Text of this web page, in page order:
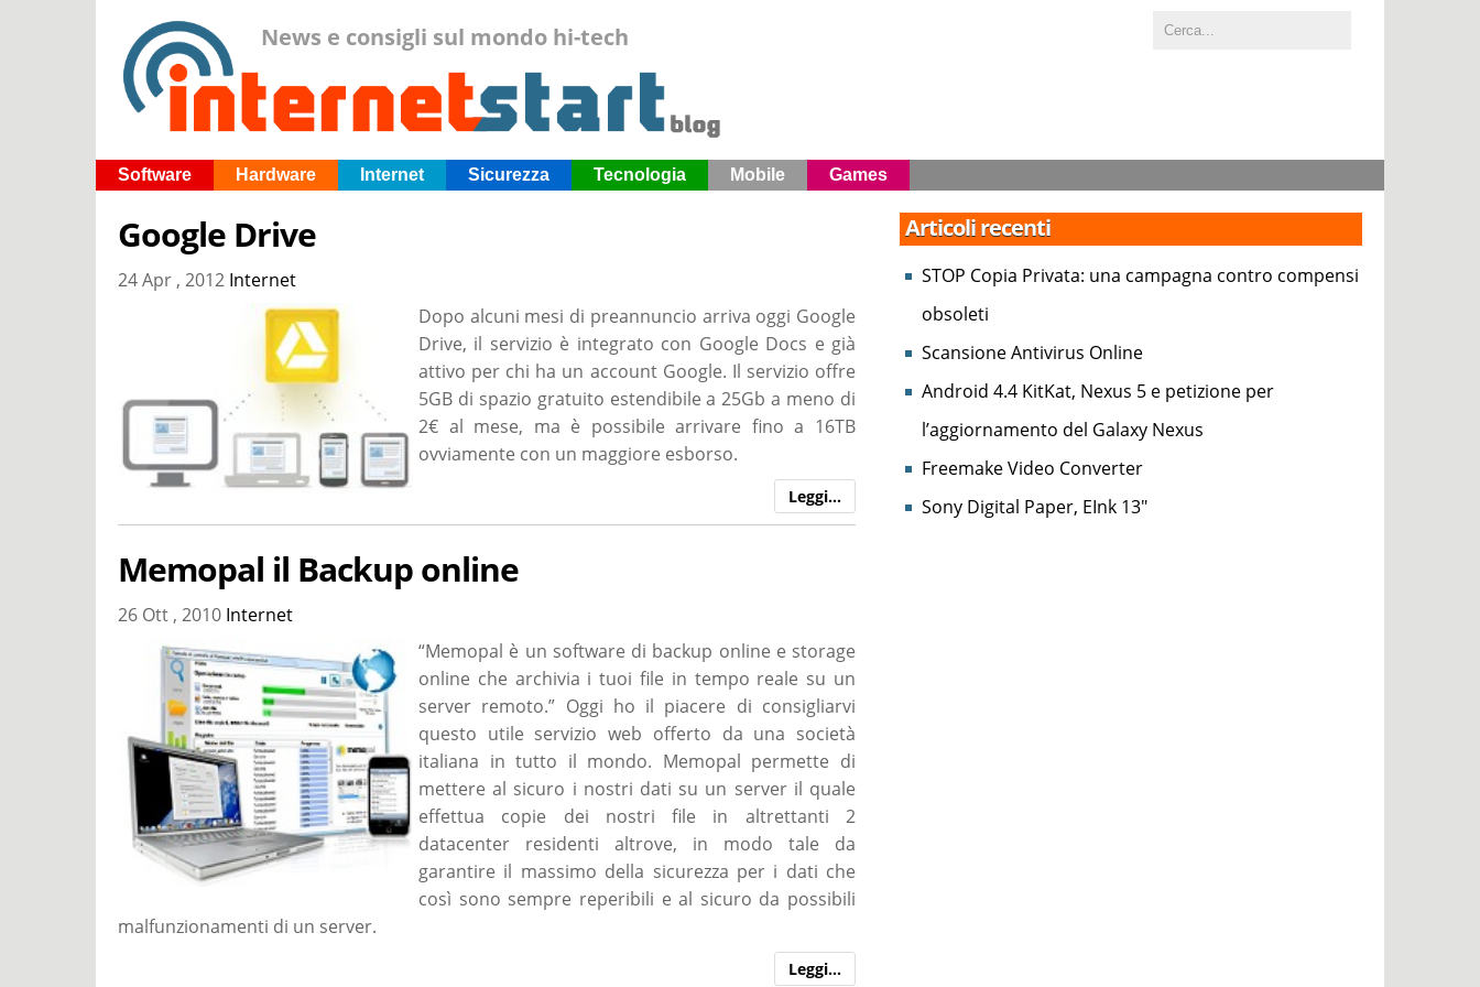
News e consigli sul mondo hi-tech
Software Hardware Internet Sicurezza Tecnologia Mobile Games
Google Drive
24 Apr , 2012 Internet
Dopo alcuni mesi di preannuncio arriva oggi Google
Drive, il servizio è integrato con Google Docs e già
attivo per chi ha un account Google. Il servizio offre
5GB di spazio gratuito estendibile a 25Gb a meno di
2€ al mese, ma è possibile arrivare fino a 16TB
ovviamente con un maggiore esborso.
Leggi…
Memopal il Backup online
26 Ott , 2010 Internet
“Memopal è un software di backup online e storage
online che archivia i tuoi file in tempo reale su un
server remoto.” Oggi ho il piacere di consigliarvi
questo utile servizio web offerto da una società
italiana in tutto il mondo. Memopal permette di
mettere al sicuro i nostri dati su un server il quale
effettua copie dei nostri file in altrettanti 2
datacenter residenti altrove, in modo tale da
garantire il massimo della sicurezza per i dati che
così sono sempre reperibili e al sicuro da possibili
malfunzionamenti di un server.
Leggi…
Articoli recenti
STOP Copia Privata: una campagna contro compensi
obsoleti
Scansione Antivirus Online
Android 4.4 KitKat, Nexus 5 e petizione per
l’aggiornamento del Galaxy Nexus
Freemake Video Converter
Sony Digital Paper, EInk 13″